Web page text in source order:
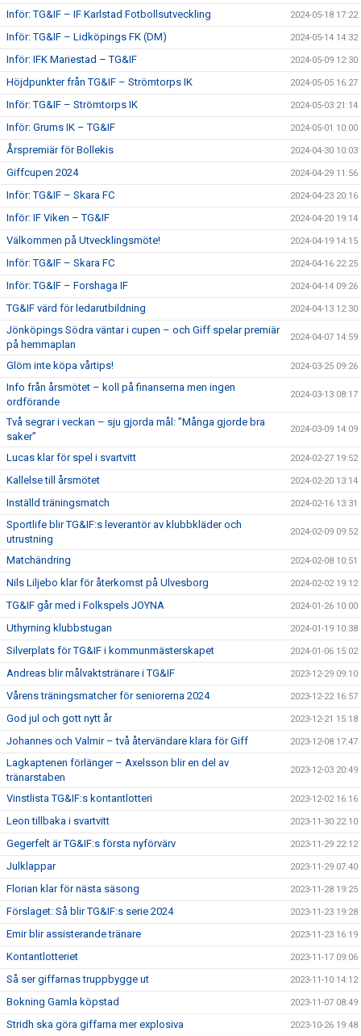
Inför: TG&IF – IF Karlstad Fotbollsutveckling 2024-05-18 17:22
Inför: TG&IF – Lidköpings FK (DM) 2024-05-14 14:32
Inför: IFK Mariestad – TG&IF 2024-05-09 12:30
Höjdpunkter från TG&IF – Strömtorps IK 2024-05-05 16:27
Inför: TG&IF – Strömtorps IK 2024-05-03 21:14
Inför: Grums IK – TG&IF 2024-05-01 10:00
Årspremiär för Bollekis 2024-04-30 10:03
Giffcupen 2024 2024-04-29 11:56
Inför: TG&IF – Skara FC 2024-04-23 20:16
Inför: IF Viken – TG&IF 2024-04-20 19:14
Välkommen på Utvecklingsmöte! 2024-04-19 14:15
Inför: TG&IF – Skara FC 2024-04-16 22:25
Inför: TG&IF – Forshaga IF 2024-04-14 09:26
TG&IF värd för ledarutbildning 2024-04-13 12:30
Jönköpings Södra väntar i cupen – och Giff spelar premiär
på hemmaplan
2024-04-07 14:59
Glöm inte köpa vårtips! 2024-03-25 09:26
Info från årsmötet – koll på finanserna men ingen
ordförande
2024-03-13 08:17
Två segrar i veckan – sju gjorda mål: ”Många gjorde bra
saker”
2024-03-09 14:09
Lucas klar för spel i svartvitt 2024-02-27 19:52
Kallelse till årsmötet 2024-02-20 13:14
Inställd träningsmatch 2024-02-16 13:31
Sportlife blir TG&IF:s leverantör av klubbkläder och
utrustning
2024-02-09 09:52
Matchändring 2024-02-08 10:51
Nils Liljebo klar för återkomst på Ulvesborg 2024-02-02 19:12
TG&IF går med i Folkspels JOYNA 2024-01-26 10:00
Uthyrning klubbstugan 2024-01-19 10:38
Silverplats för TG&IF i kommunmästerskapet 2024-01-06 15:02
Andreas blir målvaktstränare i TG&IF 2023-12-29 09:10
Vårens träningsmatcher för seniorerna 2024 2023-12-22 16:57
God jul och gott nytt år 2023-12-21 15:18
Johannes och Valmir – två återvändare klara för Giff 2023-12-08 17:47
Lagkaptenen förlänger – Axelsson blir en del av
tränarstaben
2023-12-03 20:49
Vinstlista TG&IF:s kontantlotteri 2023-12-02 16:16
Leon tillbaka i svartvitt 2023-11-30 22:10
Gegerfelt är TG&IF:s första nyförvärv 2023-11-29 22:12
Julklappar 2023-11-29 07:40
Florian klar för nästa säsong 2023-11-28 19:25
Förslaget: Så blir TG&IF:s serie 2024 2023-11-23 19:28
Emir blir assisterande tränare 2023-11-23 16:19
Kontantlotteriet 2023-11-17 09:06
Så ser giffarnas truppbygge ut 2023-11-10 14:12
Bokning Gamla köpstad 2023-11-07 08:49
Stridh ska göra giffarna mer explosiva 2023-10-26 19:48